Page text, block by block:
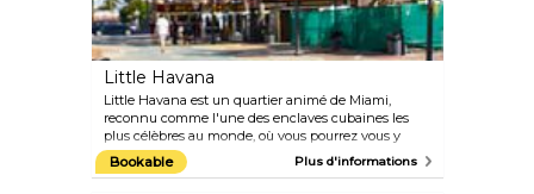
Little Havana
Little Havana est un quartier animé de Miami,
reconnu comme l'une des enclaves cubaines les
plus célèbres au monde, où vous pourrez vous y
plonger dans la culture foisonnante des
communautés cubano-américaines et latino-
Bookable Plus d'informations